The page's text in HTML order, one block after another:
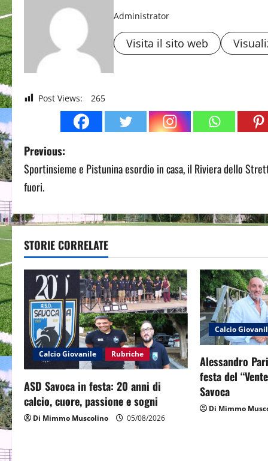
Administrator
Visita il sito web
Post Views: 265
P
o
t
n
v
a
t
i
Previous:
Sportinsieme e Pistunina esordio in casa, il Riviera dello
fuori.
STORIE CORRELATE
Calcio Giovanile Rubriche
ASD Savoca in festa: 20 anni di
calcio, cuore, passione e sogni
Di Mimmo Muscolino 05/08/2026
Calcio
Alessandro
festa del
Savoca
Di Mimmo